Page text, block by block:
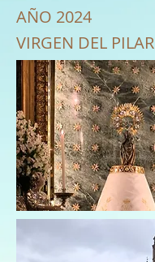
AÑO 2024
VIRGEN DEL PILAR